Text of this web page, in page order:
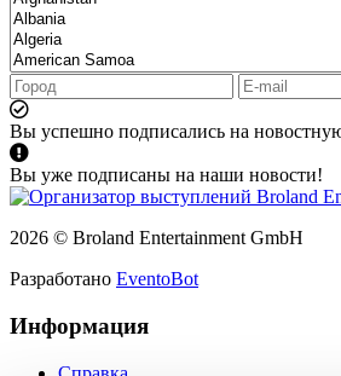
Вы успешно подписались на
Вы уже подписаны на наши новости!
2026 © Broland Entertainment GmbH
Разработано EventoBot
Информация